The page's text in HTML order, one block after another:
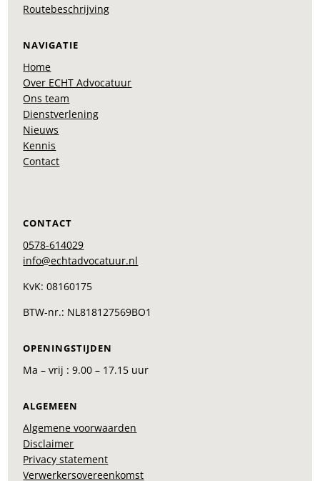
Routebeschrijving
NAVIGATIE
Home
Over ECHT Advocatuur
Ons team
Dienstverlening
Nieuws
Kennis
Contact
CONTACT
0578-614029
info@echtadvocatuur.nl
KvK: 08160175
BTW-nr.: NL818127569BO1
OPENINGSTIJDEN
Ma – vrij : 9.00 – 17.15 uur
ALGEMEEN
Algemene voorwaarden
Disclaimer
Privacy statement
Verwerkersovereenkomst